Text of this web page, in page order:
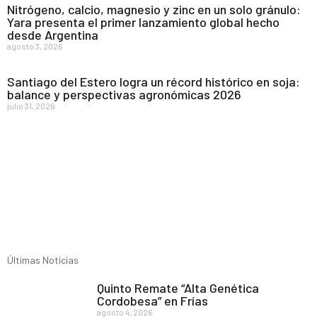
Nitrógeno, calcio, magnesio y zinc en un solo gránulo:
Yara presenta el primer lanzamiento global hecho
desde Argentina
agosto 3, 2026
Santiago del Estero logra un récord histórico en soja:
balance y perspectivas agronómicas 2026
julio 31, 2026
Últimas Noticias
Quinto Remate “Alta Genética
Cordobesa” en Frías
agosto 4, 2026